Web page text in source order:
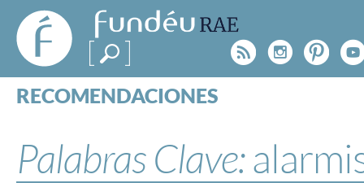
FundéuRAE
- Fundación
del Español
Urgente
Rss
RECOMENDACIONES
ESPECIALES
BLOG
Palabras Clave: